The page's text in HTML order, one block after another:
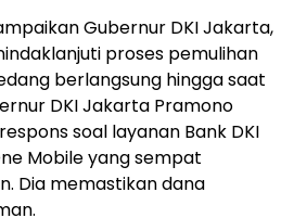
Gubernur DKI Jakarta,
proses pemulihan
berlangsung hingga saat
DKI Jakarta Pramono
soal layanan Bank DKI
Mobile yang sempat
Dia memastikan dana